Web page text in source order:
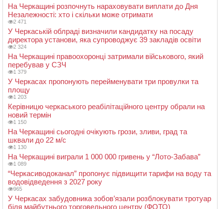
На Черкащині розпочнуть нараховувати виплати до Дня
Незалежності: хто і скільки може отримати
2 471
У Черкаській облраді визначили кандидатку на посаду
директора установи, яка супроводжує 39 закладів освіти
2 324
На Черкащині правоохоронці затримали військового, який
перебував у СЗЧ
1 379
У Черкасах пропонують перейменувати три провулки та
площу
1 203
Керівницю черкаського реабілітаційного центру обрали на
новий термін
1 150
На Черкащині сьогодні очікують грози, зливи, град та
шквали до 22 м/с
1 130
На Черкащині виграли 1 000 000 гривень у “Лото-Забава”
1 089
“Черкасиводоканал” пропонує підвищити тарифи на воду та
водовідведення з 2027 року
965
У Черкасах забудовника зобов’язали розблокувати тротуар
біля майбутнього торговельного центру (ФОТО)